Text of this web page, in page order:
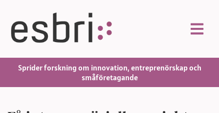
Sprider forskning om innovation, entreprenörskap och
småföretagande